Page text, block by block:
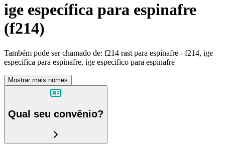
ige específica para espinafre
(f214)
Também pode ser chamado de: f214 rast para espinafre - f214, ige
especifica para espinafre, ige especifico para espinafre
Mostrar mais nomes
Qual seu convênio?